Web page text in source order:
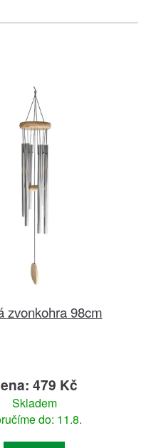
zvonkohra 98cm
479 Kč
Skladem
do: 11.8.